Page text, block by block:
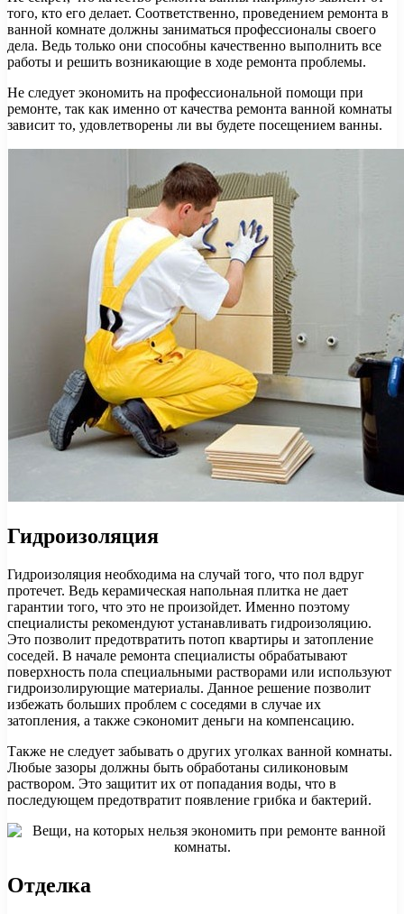
того, кто его делает. Соответственно, проведением ремонта в
ванной комнате должны заниматься профессионалы своего
дела. Ведь только они способны качественно выполнить все
работы и решить возникающие в ходе ремонта проблемы.
Не следует экономить на профессиональной помощи при
ремонте, так как именно от качества ремонта ванной комнаты
зависит то, удовлетворены ли вы будете посещением ванны.
Гидроизоляция
Гидроизоляция необходима на случай того, что пол вдруг
протечет. Ведь керамическая напольная плитка не дает
гарантии того, что это не произойдет. Именно поэтому
специалисты рекомендуют устанавливать гидроизоляцию.
Это позволит предотвратить потоп квартиры и затопление
соседей. В начале ремонта специалисты обрабатывают
поверхность пола специальными растворами или используют
гидроизолирующие материалы. Данное решение позволит
избежать больших проблем с соседями в случае их
затопления, а также сэкономит деньги на компенсацию.
Также не следует забывать о других уголках ванной комнаты.
Любые зазоры должны быть обработаны силиконовым
раствором. Это защитит их от попадания воды, что в
последующем предотвратит появление грибка и бактерий.
Отделка